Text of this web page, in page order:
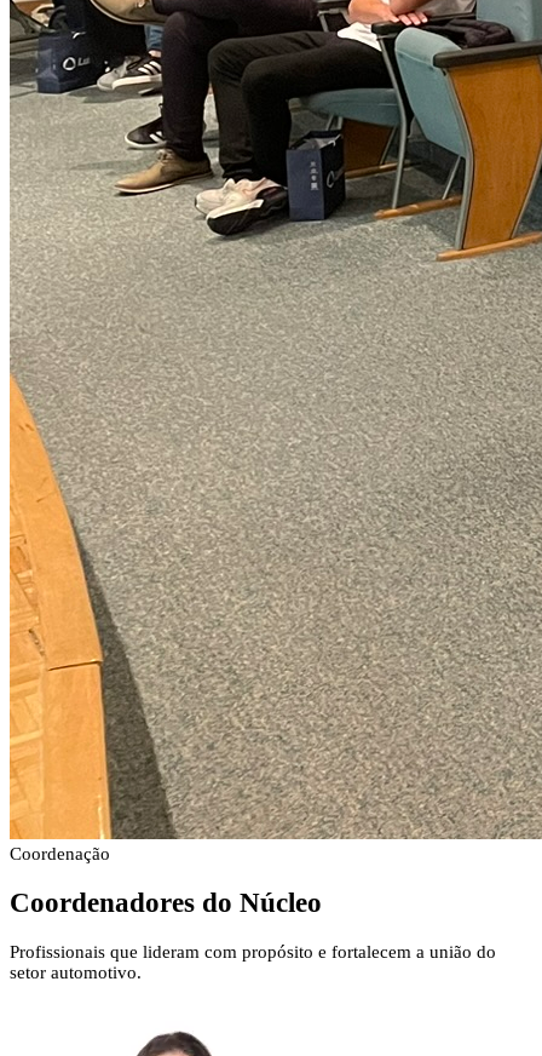
Coordenação
Coordenadores do Núcleo
Profissionais que lideram com propósito e fortalecem a união do
setor automotivo.